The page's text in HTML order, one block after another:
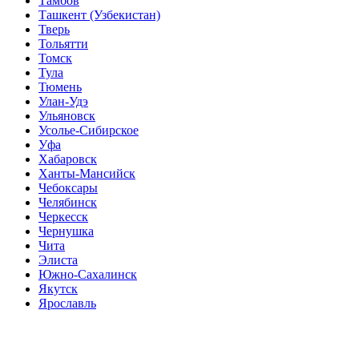
Ташкент (Узбекистан)
Тверь
Тольятти
Томск
Тула
Тюмень
Улан-Удэ
Ульяновск
Усолье-Сибирское
Уфа
Хабаровск
Ханты-Мансийск
Чебоксары
Челябинск
Черкесск
Чернушка
Чита
Элиста
Южно-Сахалинск
Якутск
Ярославль